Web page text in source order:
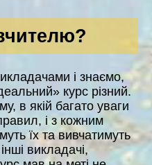
і знаємо,
курс різний.
в якій багато уваги
і з кожним
їх та вивчатимуть
викладачі,